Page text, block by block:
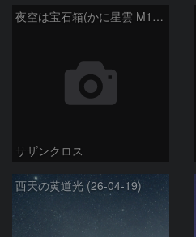
夜空は宝石箱(かに星雲 M1) Seestar50
サザンクロス
西天の黄道光 (26-04-19)